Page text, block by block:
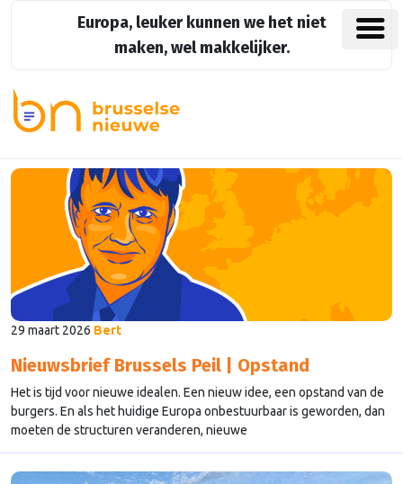
Europa, leuker kunnen we het niet
maken, wel makkelijker.
29 maart 2026 Bert
Nieuwsbrief Brussels Peil | Opstand
Het is tijd voor nieuwe idealen. Een nieuw idee, een opstand van de
burgers. En als het huidige Europa onbestuurbaar is geworden, dan
moeten de structuren veranderen, nieuwe
samenwerkingsverbanden. Het klinkt als een pleidooi van de
internationale socialisten “Sterft gij oude vormen en gedachten”,